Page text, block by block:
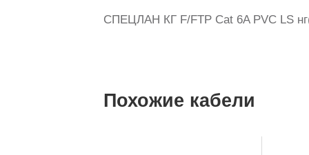
СПЕЦЛАН КГ F/FTP Cat 6A PVC LS
Похожие кабели